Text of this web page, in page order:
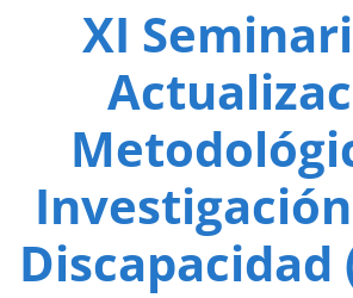
XI
Discapacidad